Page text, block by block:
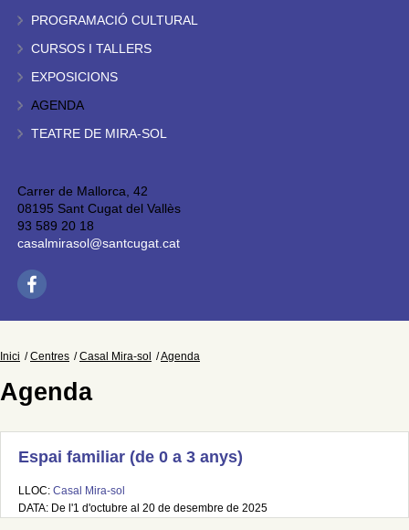
PROGRAMACIÓ CULTURAL
CURSOS I TALLERS
EXPOSICIONS
AGENDA
TEATRE DE MIRA-SOL
Carrer de Mallorca, 42
08195 Sant Cugat del Vallès
93 589 20 18
casalmirasol@santcugat.cat
Inici Centres Casal Mira-sol Agenda
Agenda
Espai familiar (de 0 a 3 anys)
LLOC: Casal Mira-sol
DATA: De l'1 d'octubre al 20 de desembre de 2025